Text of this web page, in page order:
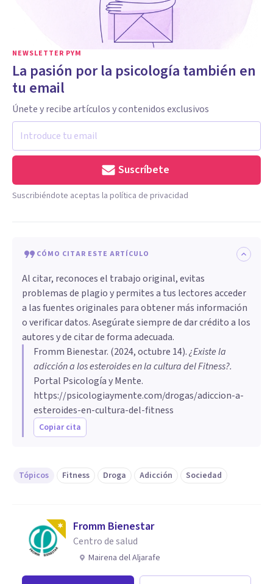
NEWSLETTER PYM
La pasión por la psicología también en
tu email
Únete y recibe artículos y contenidos exclusivos
Suscríbete
Suscribiéndote aceptas la política de privacidad
CÓMO CITAR ESTE ARTÍCULO
Al citar, reconoces el trabajo original, evitas
problemas de plagio y permites a tus lectores acceder
a las fuentes originales para obtener más información
o verificar datos. Asegúrate siempre de dar crédito a los
autores y de citar de forma adecuada.
Fromm Bienestar. (2024, octubre 14).¿Existe la
adicción a los esteroides en la cultura del Fitness?.
Portal Psicología y Mente.
https://psicologiaymente.com/drogas/adiccion-a-
esteroides-en-cultura-del-fitness
Copiar cita
Tópicos Fitness Droga Adicción Sociedad
Fromm Bienestar
Centro de salud
Mairena del Aljarafe